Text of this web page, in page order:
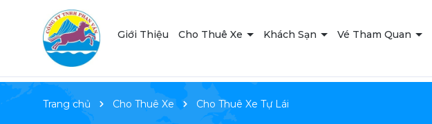
Giới Thiệu Cho Thuê Xe Khách Sạn Vé Tham Quan
Trang chủ Cho Thuê Xe Cho Thuê Xe Tự Lái